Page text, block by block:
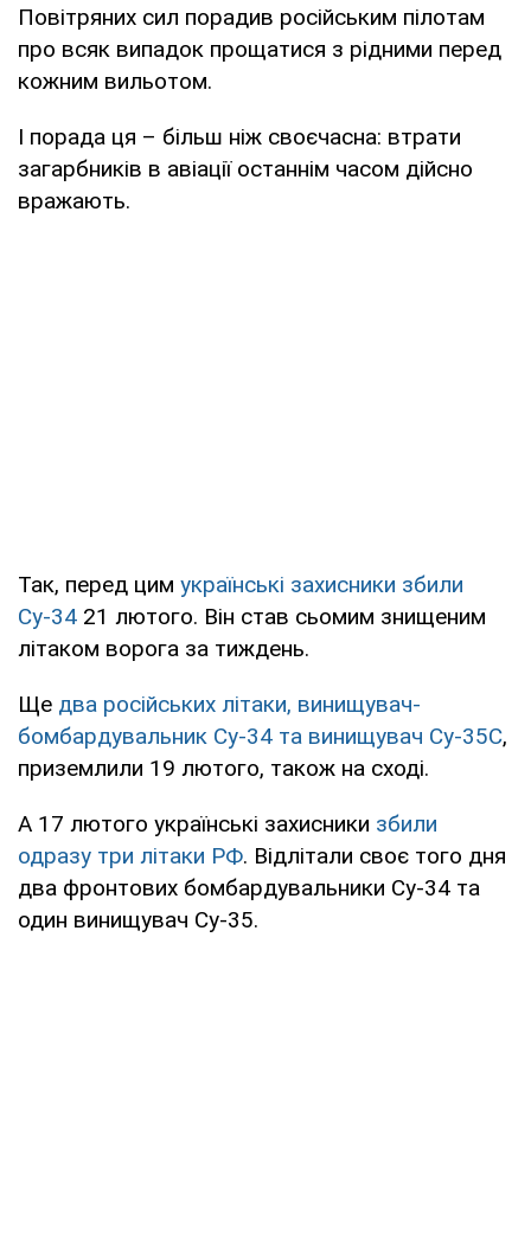
Повітряних сил порадив російським пілотам
про всяк випадок прощатися з рідними перед
кожним вильотом.
І порада ця – більш ніж своєчасна: втрати
загарбників в авіації останнім часом дійсно
вражають.
Так, перед цим українські захисники збили
Су-34 21 лютого. Він став сьомим знищеним
літаком ворога за тиждень.
Ще два російських літаки, винищувач-
бомбардувальник Су-34 та винищувач Су-35С,
приземлили 19 лютого, також на сході.
А 17 лютого українські захисники збили
одразу три літаки РФ. Відлітали своє того дня
два фронтових бомбардувальники Су-34 та
один винищувач Су-35.